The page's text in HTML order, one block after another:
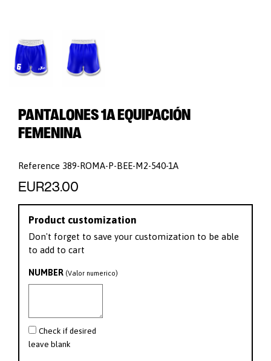
PANTALONES 1A EQUIPACIÓN
FEMENINA
Reference 389-ROMA-P-BEE-M2-540-1A
EUR23.00
Product customization
Don't forget to save your customization to be able
to add to cart
NUMBER (Valor numerico)
Check if desired
leave blank